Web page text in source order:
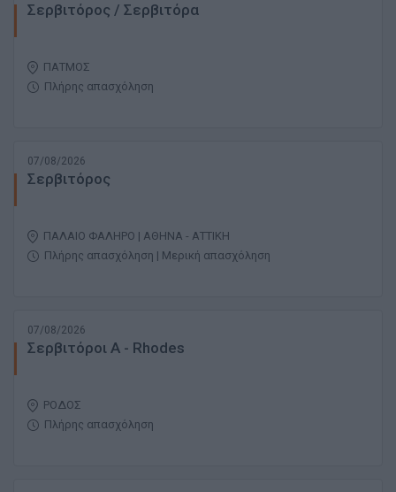
Σερβιτόρος / Σερβιτόρα
ΠΑΤΜΟΣ
Πλήρης απασχόληση
07/08/2026
Σερβιτόρος
ΠΑΛΑΙΟ ΦΑΛΗΡΟ | ΑΘΗΝΑ - ΑΤΤΙΚΗ
Πλήρης απασχόληση | Μερική απασχόληση
07/08/2026
Σερβιτόροι A - Rhodes
ΡΟΔΟΣ
Πλήρης απασχόληση